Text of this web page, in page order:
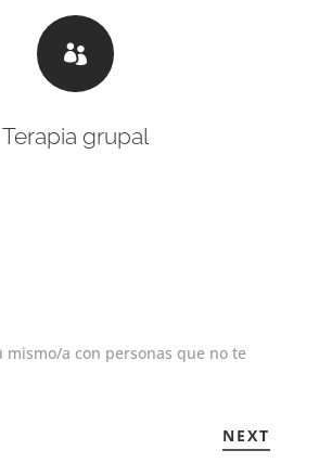

Terapia grupal
mismo/a con personas que no te
NEXT